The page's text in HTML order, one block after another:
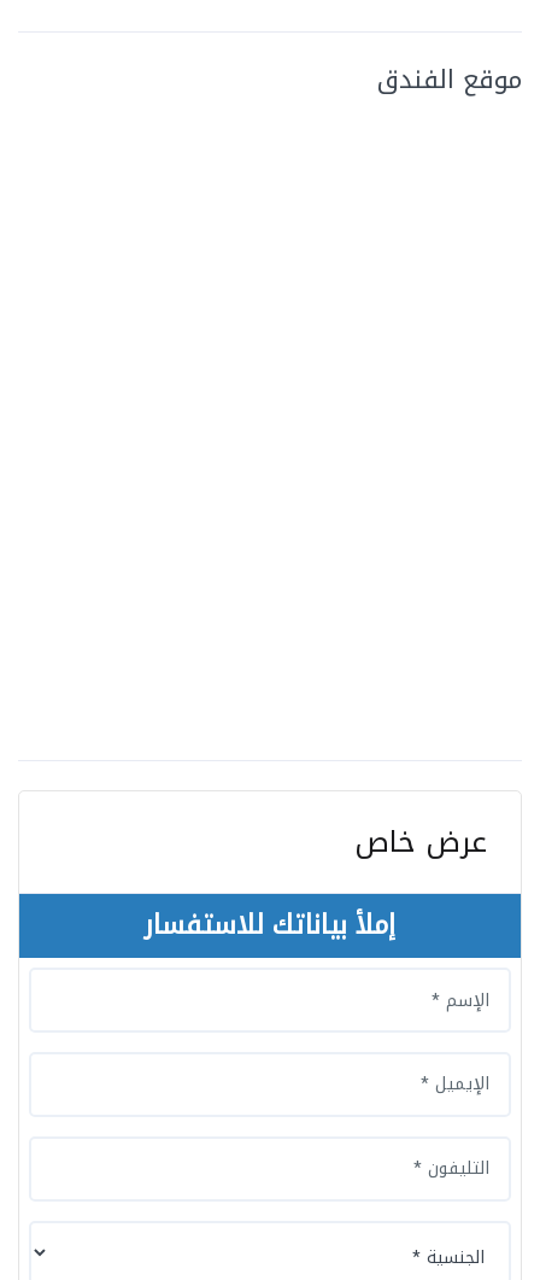
موقع الفندق
عرض خاص
إملأ بياناتك للاستفسار